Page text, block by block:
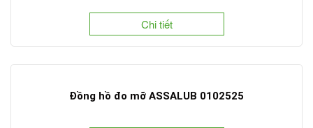
Chi tiết
Đồng hồ đo mỡ ASSALUB 0102525